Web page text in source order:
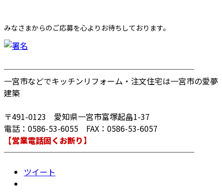
みなさまからのご応募を心よりお待ちしております。
────────────────────────
一宮市などでキッチンリフォーム・注文住宅は一宮市の愛夢
建築
〒491-0123 愛知県一宮市富塚起畠1-37
電話：0586-53-6055 FAX：0586-53-6057
【営業電話固くお断り】
────────────────────────
ツイート